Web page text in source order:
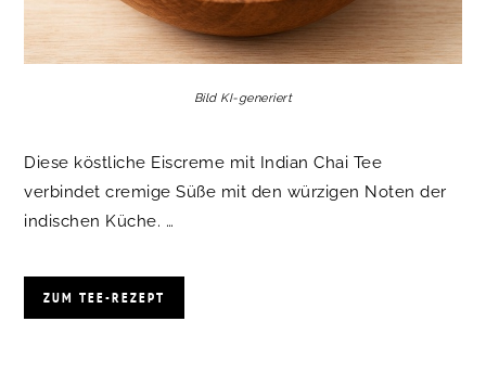
Bild KI-generiert
Diese köstliche Eiscreme mit Indian Chai Tee
verbindet cremige Süße mit den würzigen Noten der
indischen Küche. …
ZUM TEE-REZEPT